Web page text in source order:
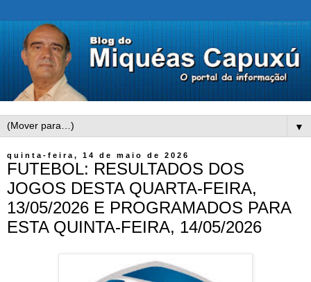
▼
quinta-feira, 14 de maio de 2026
FUTEBOL: RESULTADOS DOS
JOGOS DESTA QUARTA-FEIRA,
13/05/2026 E PROGRAMADOS PARA
ESTA QUINTA-FEIRA, 14/05/2026